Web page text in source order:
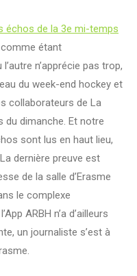
échos de la 3e mi-temps
étant
l’autre n’apprécie pas trop,
du week-end hockey et
collaborateurs de La
du dimanche. Et notre
sont lus en haut lieu,
dernière preuve est
de la salle d’Erasme
le complexe
ARBH n’a d’ailleurs
un journaliste s’est à